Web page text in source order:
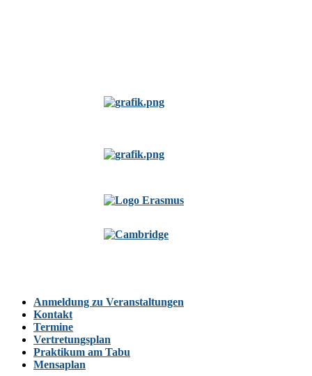
Anmeldung zu Veranstaltungen
Kontakt
Termine
Vertretungsplan
Praktikum am Tabu
Mensaplan